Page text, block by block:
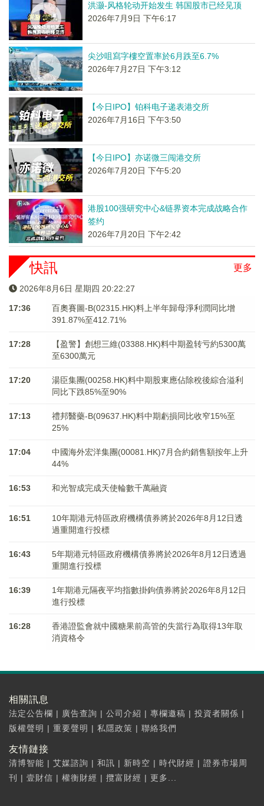
洪灏-风格轮动开始发生 韩国股市已经见顶
2026年7月9日 下午6:17
尖沙咀寫字樓空置率於6月跌至6.7%
2026年7月27日 下午3:12
【今日IPO】铂科电子递表港交所
2026年7月16日 下午3:50
【今日IPO】亦诺微三闯港交所
2026年7月20日 下午5:20
港股100强研究中心&链界资本完成战略合作
签约
2026年7月20日 下午2:42
更多
快訊
2026年8月6日 星期四 20:22:28
17:36
百奧賽圖-B(02315.HK)料上半年歸母淨利潤同比增
391.87%至412.71%
17:28
【盈警】創想三維(03388.HK)料中期盈转亏約5300萬
至6300萬元
17:20
湯臣集團(00258.HK)料中期股東應佔除稅後綜合溢利
同比下跌85%至90%
17:13
禮邦醫藥-B(09637.HK)料中期虧損同比收窄15%至
25%
17:04
中國海外宏洋集團(00081.HK)7月合約銷售額按年上升
44%
16:53 和光智成完成天使輪數千萬融資
16:51
10年期港元特區政府機構債券將於2026年8月12日透
過重開進行投標
16:43
5年期港元特區政府機構債券將於2026年8月12日透過
重開進行投標
16:39
1年期港元隔夜平均指數掛鉤債券將於2026年8月12日
進行投標
16:28
香港證監會就中國糖果前高管的失當行為取得13年取
消資格令
相關訊息
法定公告欄 | 廣告查詢 | 公司介紹 | 專欄邀稿 | 投資者關係 |
版權聲明 | 重要聲明 | 私隱政策 | 聯絡我們
友情鏈接
清博智能 | 艾媒諮詢 | 和訊 | 新時空 | 時代財經 | 證券市場周
刊
| 壹財信 | 權衡財經 | 攬富財經 | 更多...